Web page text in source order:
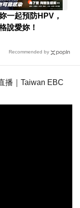
一起預防HPV，
說愛妳！
Recommended by
播｜Taiwan EBC